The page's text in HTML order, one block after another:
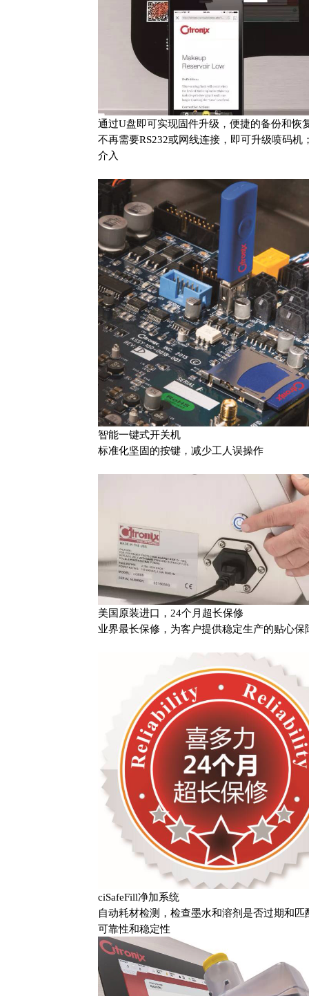
通过U盘即可实现固件升级，便捷的备份和恢
不再需要RS232或网线连接，即可升级喷码
介入
智能一键式开关机
标准化坚固的按键，减少工人误操作
美国原装进口，24个月超长保修
业界最长保修，为客户提供稳定生产的贴心保
ciSafeFill净加系统
自动耗材检测，检查墨水和溶剂是否过期和
可靠性和稳定性